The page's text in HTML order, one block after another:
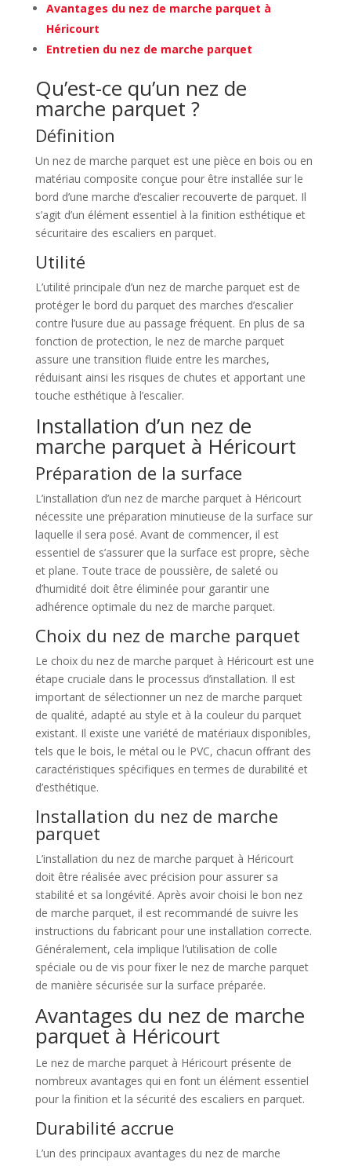
Avantages du nez de marche parquet à
Héricourt
Entretien du nez de marche parquet
Qu’est-ce qu’un nez de
marche parquet ?
Définition
Un nez de marche parquet est une pièce en bois ou en
matériau composite conçue pour être installée sur le
bord d’une marche d’escalier recouverte de parquet. Il
s’agit d’un élément essentiel à la finition esthétique et
sécuritaire des escaliers en parquet.
Utilité
L’utilité principale d’un nez de marche parquet est de
protéger le bord du parquet des marches d’escalier
contre l’usure due au passage fréquent. En plus de sa
fonction de protection, le nez de marche parquet
assure une transition fluide entre les marches,
réduisant ainsi les risques de chutes et apportant une
touche esthétique à l’escalier.
Installation d’un nez de
marche parquet à Héricourt
Préparation de la surface
L’installation d’un nez de marche parquet à Héricourt
nécessite une préparation minutieuse de la surface sur
laquelle il sera posé. Avant de commencer, il est
essentiel de s’assurer que la surface est propre, sèche
et plane. Toute trace de poussière, de saleté ou
d’humidité doit être éliminée pour garantir une
adhérence optimale du nez de marche parquet.
Choix du nez de marche parquet
Le choix du nez de marche parquet à Héricourt est une
étape cruciale dans le processus d’installation. Il est
important de sélectionner un nez de marche parquet
de qualité, adapté au style et à la couleur du parquet
existant. Il existe une variété de matériaux disponibles,
tels que le bois, le métal ou le PVC, chacun offrant des
caractéristiques spécifiques en termes de durabilité et
d’esthétique.
Installation du nez de marche
parquet
L’installation du nez de marche parquet à Héricourt
doit être réalisée avec précision pour assurer sa
stabilité et sa longévité. Après avoir choisi le bon nez
de marche parquet, il est recommandé de suivre les
instructions du fabricant pour une installation correcte.
Généralement, cela implique l’utilisation de colle
spéciale ou de vis pour fixer le nez de marche parquet
de manière sécurisée sur la surface préparée.
Avantages du nez de marche
parquet à Héricourt
Le nez de marche parquet à Héricourt présente de
nombreux avantages qui en font un élément essentiel
pour la finition et la sécurité des escaliers en parquet.
Durabilité accrue
L’un des principaux avantages du nez de marche